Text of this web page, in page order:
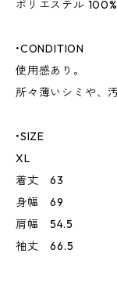
ポリエステル 100%
•CONDITION
使用感あり。
所々薄いシミや、
•SIZE
XL
着丈 63
身幅 69
肩幅 54.5
袖丈 66.5